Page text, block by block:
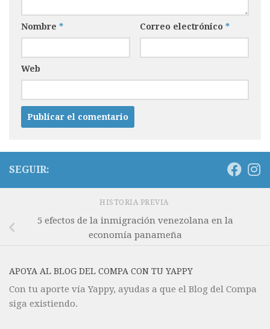
Nombre * Correo electrónico *
Web
SEGUIR:
HISTORIA PREVIA
5 efectos de la inmigración venezolana en la
economía panameña
APOYA AL BLOG DEL COMPA CON TU YAPPY
Con tu aporte vía Yappy, ayudas a que el Blog del Compa
siga existiendo.